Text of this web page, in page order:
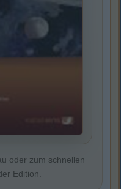
oder zum schnellen
Edition.